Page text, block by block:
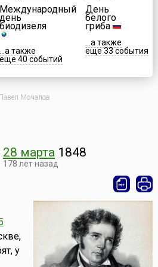
Международный
день
биодизеля
...а также
еще 40 событий
День
белого
гриба
...а также
еще 33 события
Павел Мочалов
28 марта1848
178 лет назад
у